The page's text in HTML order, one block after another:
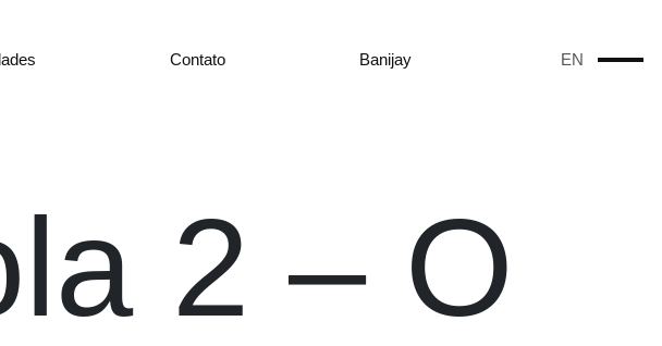
Contato Banijay EN
2 – O